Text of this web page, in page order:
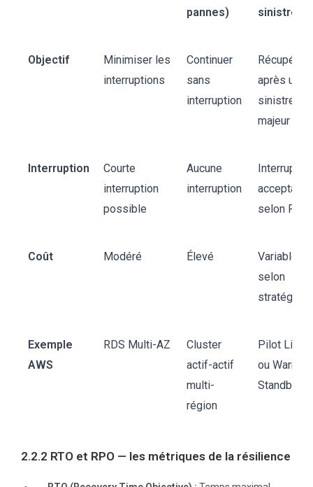
pannes)
sinistre)
Objectif
Minimiser les
interruptions
Continuer
sans
interruption
Récupérer
après un
sinistre
majeur
Interruption
Courte
interruption
possible
Aucune
interruption
Interruption
acceptable
selon RTO
Coût Modéré Élevé
Variable
selon
stratégie
Exemple
AWS
RDS Multi-AZ
Cluster
actif-actif
multi-
région
Pilot Light
ou Warm
Standby
2.2.2 RTO et RPO — les métriques de la résilience